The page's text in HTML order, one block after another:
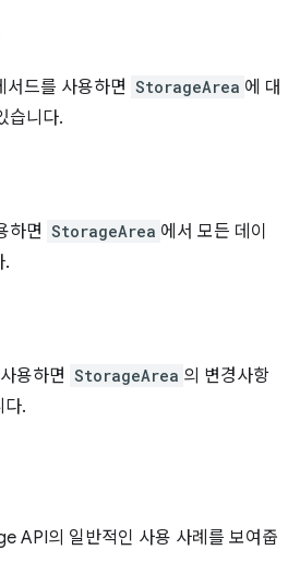
서드를 사용하면 StorageArea 에 대
습니다.
하면 StorageArea 에서 모든 데이
.
용하면 StorageArea 의 변경사항
다.
API의 일반적인 사용 사례를 보여줍